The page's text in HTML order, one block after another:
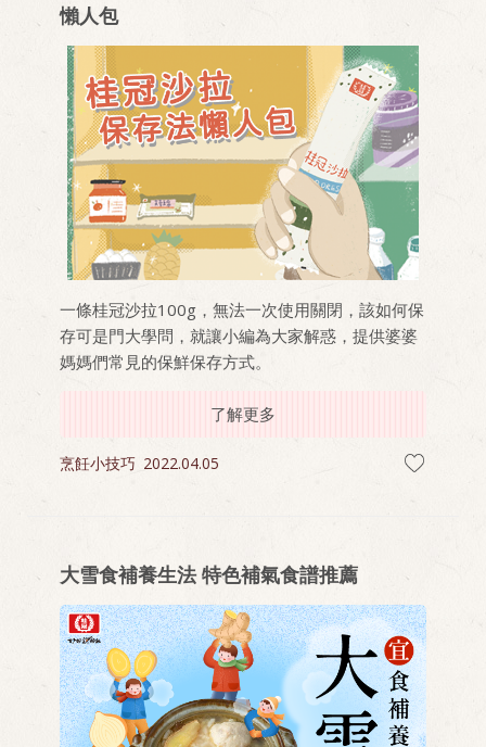
懶人包
一條桂冠沙拉100g，無法一次使用關閉，該如何保
存可是門大學問，就讓小編為大家解惑，提供婆婆
媽媽們常見的保鮮保存方式。
了解更多
烹飪小技巧 2022.04.05
大雪食補養生法 特色補氣食譜推薦